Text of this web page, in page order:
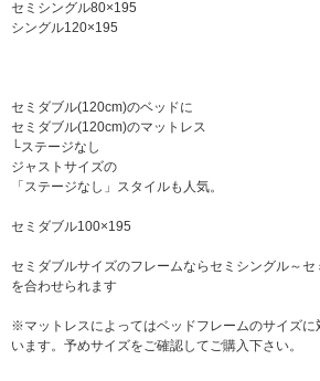
セミシングル80×195
シングル120×195
セミダブル(120cm)のベッドに
セミダブル(120cm)のマットレス
└ステージなし
ジャストサイズの
「ステージなし」スタイルも人気。
セミダブル100×195
セミダブルサイズのフレームならセミシングル～
を合わせられます
※マットレスによってはベッドフレームのサイズに
います。予めサイズをご確認してご購入下さい。